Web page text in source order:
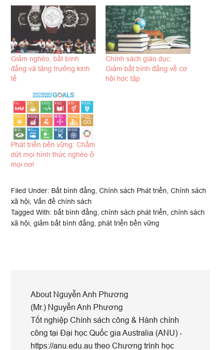
Giảm nghèo, bất bình
đẳng và tăng trưởng kinh
tế
Chính sách giáo dục:
Giảm bất bình đẳng về cơ
hội học tập
Phát triển bền vững: Chấm
dứt mọi hình thức nghèo ở
mọi nơi
Filed Under: Bất bình đẳng ,Chính sách Phát triển ,Chính sách
xã hội ,Vấn đề chính sách
Tagged With: bất bình đẳng ,chính sách phát triển ,chính sách
xã hội ,giảm bất bình đẳng phát triển bền vững
About Nguyễn Anh Phương
(Mr.) Nguyễn Anh Phương
Tốt nghiệp Chính sách công & Hành chính
công tại Đại học Quốc gia Australia (ANU) -
https://anu.edu.au theo Chương trình học